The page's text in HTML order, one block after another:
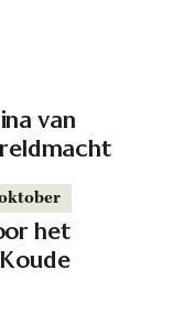
van
het